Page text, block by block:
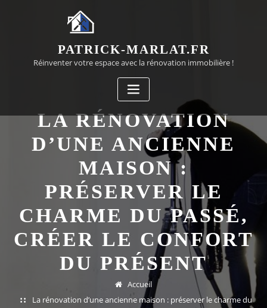
PATRICK-MARLAT.FR
Réinventer votre espace avec la rénovation immobilière !
LA RÉNOVATION
D’UNE ANCIENNE
MAISON :
PRÉSERVER LE
CHARME DU PASSÉ,
CRÉER LE CONFORT
DU PRÉSENT
Accueil
La rénovation d’une ancienne maison : préserver le charme du